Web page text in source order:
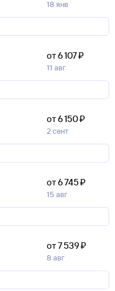
18 янв
от 6 ⁠107 ⁠₽
11 авг
от 6 ⁠150 ⁠₽
2 сент
от 6 ⁠745 ⁠₽
15 авг
от 7 ⁠539 ⁠₽
8 авг